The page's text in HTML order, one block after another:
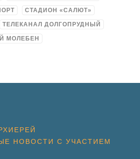
СТАДИОН «САЛЮТ»
ТЕЛЕКАНАЛ ДОЛГОПРУДНЫЙ
МОЛЕБЕН
НОВОСТИ С УЧАСТИЕМ